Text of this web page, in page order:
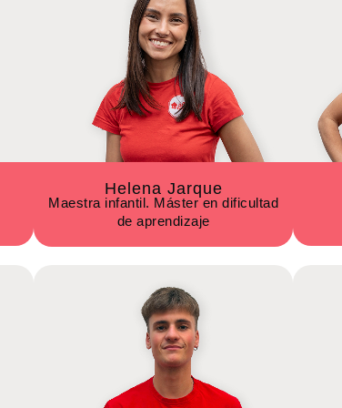
Helena Jarque
Maestra infantil. Máster en dificultad
de aprendizaje